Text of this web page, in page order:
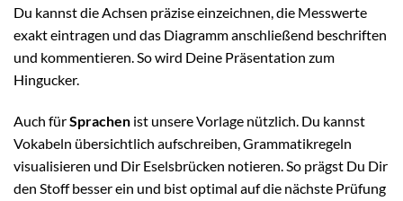
Du kannst die Achsen präzise einzeichnen, die Messwerte
exakt eintragen und das Diagramm anschließend beschriften
und kommentieren. So wird Deine Präsentation zum
Hingucker.
Auch fürSprachen ist unsere Vorlage nützlich. Du kannst
Vokabeln übersichtlich aufschreiben, Grammatikregeln
visualisieren und Dir Eselsbrücken notieren. So prägst Du Dir
den Stoff besser ein und bist optimal auf die nächste Prüfung